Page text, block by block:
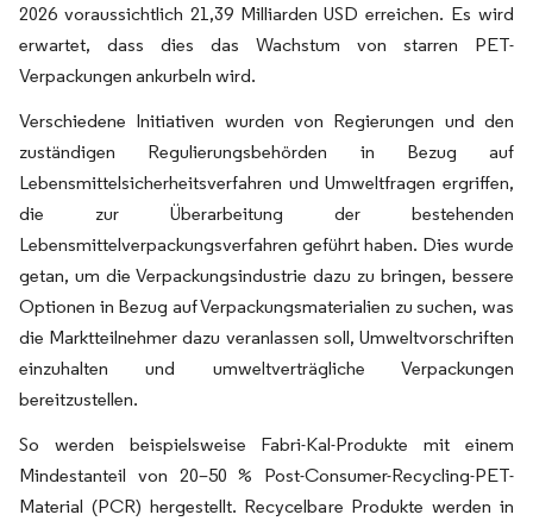
2026 voraussichtlich 21,39 Milliarden USD erreichen. Es wird
erwartet, dass dies das Wachstum von starren PET-
Verpackungen ankurbeln wird.
Verschiedene Initiativen wurden von Regierungen und den
zuständigen Regulierungsbehörden in Bezug auf
Lebensmittelsicherheitsverfahren und Umweltfragen ergriffen,
die zur Überarbeitung der bestehenden
Lebensmittelverpackungsverfahren geführt haben. Dies wurde
getan, um die Verpackungsindustrie dazu zu bringen, bessere
Optionen in Bezug auf Verpackungsmaterialien zu suchen, was
die Marktteilnehmer dazu veranlassen soll, Umweltvorschriften
einzuhalten und umweltverträgliche Verpackungen
bereitzustellen.
So werden beispielsweise Fabri-Kal-Produkte mit einem
Mindestanteil von 20–50 % Post-Consumer-Recycling-PET-
Material (PCR) hergestellt. Recycelbare Produkte werden in